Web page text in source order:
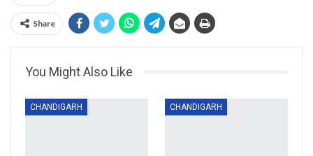
Share
You Might Also Like
CHANDIGARH CHANDIGARH